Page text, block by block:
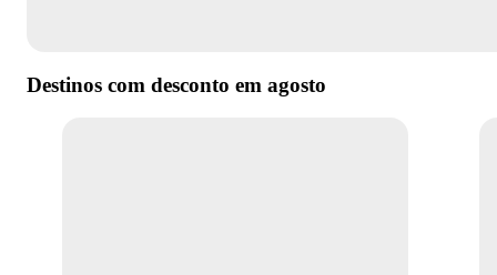
Destinos com desconto em agosto